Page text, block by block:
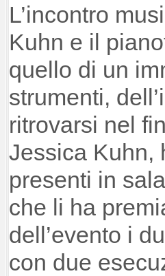
L’incontro
Kuhn e il
quello di un
strumenti,
ritrovarsi nel
Jessica Kuhn,
presenti in
che li ha
dell’evento i
con due